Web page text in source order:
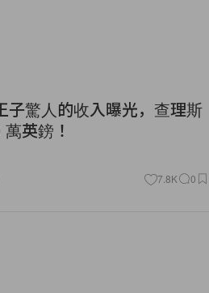
子驚人的收入曝光，查理斯
英鎊！
7.8K 0